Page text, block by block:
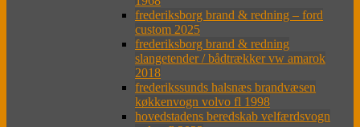
frederiksborg brand & redning – ford
custom 2025
frederiksborg brand & redning
slangetender / bådtrækker vw amarok
2018
frederikssunds halsnæs brandvæsen
køkkenvogn volvo fl 1998
hovedstadens beredskab velfærdsvogn